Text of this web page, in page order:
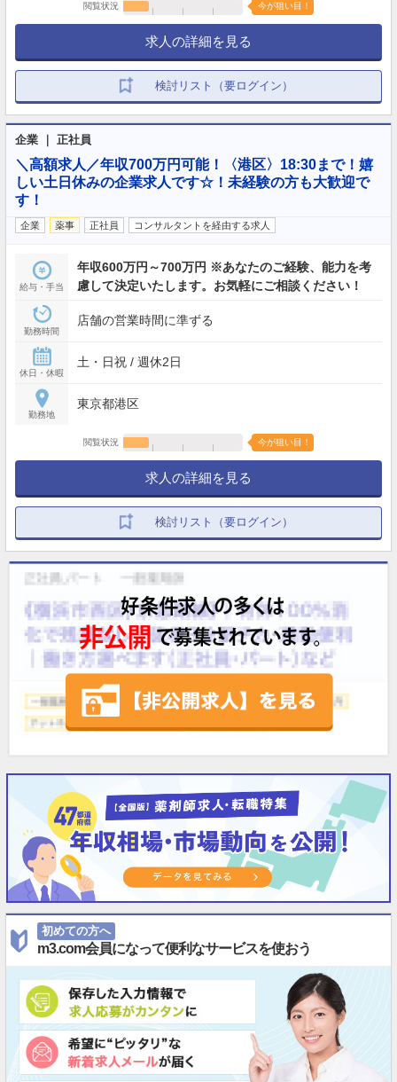
閲覧状況 今が狙い目！
求人の詳細を見る
検討リスト（要ログイン）
企業 ｜ 正社員
＼高額求人／年収700万円可能！〈港区〉18:30まで！嬉
しい土日休みの企業求人です☆！未経験の方も大歓迎で
す！
企業 薬事 正社員 コンサルタントを経由する求人
給与・手当
年収600万円～700万円 ※あなたのご経験、能力を考
慮して決定いたします。お気軽にご相談ください！
勤務時間
店舗の営業時間に準ずる
休日・休暇
土・日祝 / 週休2日
勤務地
東京都港区
閲覧状況 今が狙い目！
求人の詳細を見る
検討リスト（要ログイン）
初めての方へ
m3.com会員になって便利なサービスを使おう